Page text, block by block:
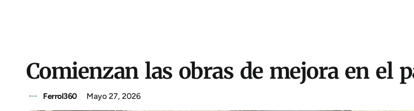
Comienzan las obras de mejora en el
Ferrol360 Mayo 27, 2026